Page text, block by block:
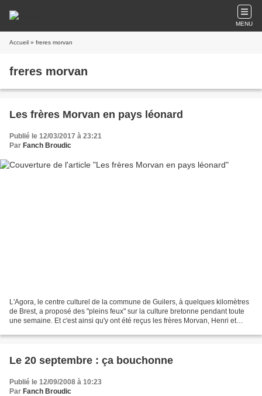
MENU
Accueil » freres morvan
freres morvan
Les frères Morvan en pays léonard
Publié le 12/03/2017 à 23:21
Par Fanch Broudic
L'Agora, le centre culturel de la commune de Guilers, à quelques kilomètres
de Brest, a proposé des "pleins feux" sur la culture bretonne pendant toute
une semaine. Et c'est ainsi qu'y ont été reçus les frères Morvan, Henri et
Le 20 septembre : ça bouchonne
Publié le 12/09/2008 à 10:23
Par Fanch Broudic